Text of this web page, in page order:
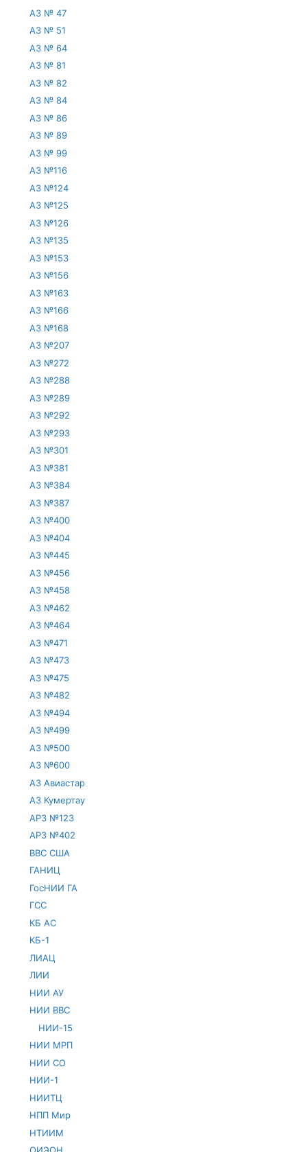
АЗ № 47
АЗ № 51
АЗ № 64
АЗ № 81
АЗ № 82
АЗ № 84
АЗ № 86
АЗ № 89
АЗ № 99
АЗ №116
АЗ №124
АЗ №125
АЗ №126
АЗ №135
АЗ №153
АЗ №156
АЗ №163
АЗ №166
АЗ №168
АЗ №207
АЗ №272
АЗ №288
АЗ №289
АЗ №292
АЗ №293
АЗ №301
АЗ №381
АЗ №384
АЗ №387
АЗ №400
АЗ №404
АЗ №445
АЗ №456
АЗ №458
АЗ №462
АЗ №464
АЗ №471
АЗ №473
АЗ №475
АЗ №482
АЗ №494
АЗ №499
АЗ №500
АЗ №600
АЗ Авиастар
АЗ Кумертау
АРЗ №123
АРЗ №402
ВВС США
ГАНИЦ
ГосНИИ ГА
ГСС
КБ АС
КБ-1
ЛИАЦ
ЛИИ
НИИ АУ
НИИ ВВС
НИИ-15
НИИ МРП
НИИ СО
НИИ-1
НИИТЦ
НПП Мир
НТИИМ